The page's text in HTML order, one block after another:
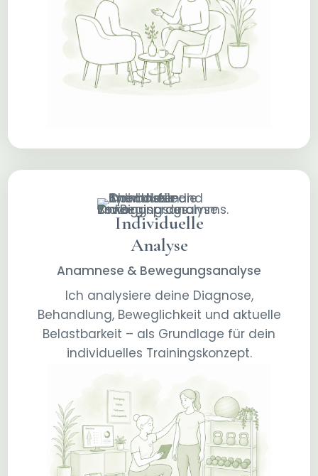
Individuelle
Analyse
Anamnese & Bewegungsanalyse
Ich analysiere deine Diagnose,
Behandlung, Beweglichkeit und aktuelle
Belastbarkeit – als Grundlage für dein
individuelles Trainingskonzept.